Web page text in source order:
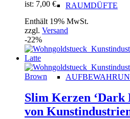
RAUMDÜFTE
ist: 7,00 €.
Enthält 19% MwSt.
zzgl. Versand
-22%
Slim Kerzen ‘Dark
von